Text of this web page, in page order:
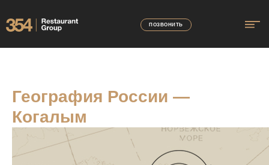
ПОЗВОНИТЬ
География России —
Когалым